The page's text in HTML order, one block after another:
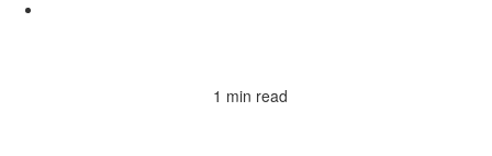
1 min read